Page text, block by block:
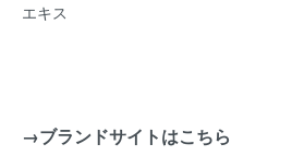
エキス
→ブランドサイトはこちら